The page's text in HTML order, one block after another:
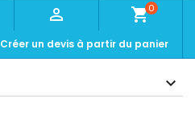
 shopping_cart0
Créer un devis à partir du panier